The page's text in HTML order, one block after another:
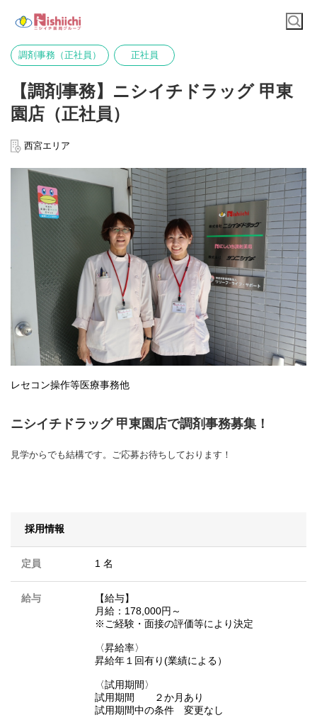
調剤事務（正社員） 正社員
【調剤事務】ニシイチドラッグ 甲東
園店（正社員）
西宮エリア
レセコン操作等医療事務他
ニシイチドラッグ 甲東園店で調剤事務募集！
見学からでも結構です。ご応募お待ちしております！
採用情報
定員 1 名
給与
【給与】
月給：178,000円～
※ご経験・面接の評価等により決定
〈昇給率〉
昇給年１回有り(業績による）
〈試用期間〉
試用期間 ２か月あり
試用期間中の条件 変更なし